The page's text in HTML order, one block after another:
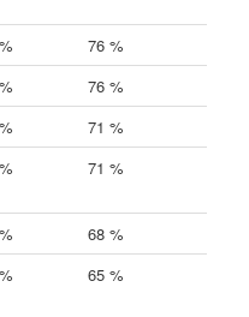
76 %
76 %
71 %
71 %
68 %
65 %